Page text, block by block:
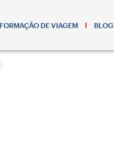
DE VIAGEM BLOG